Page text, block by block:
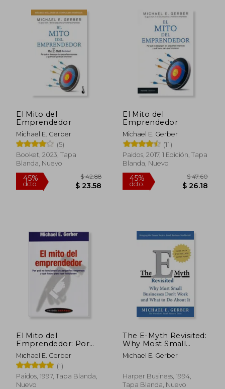
El Mito del
Emprendedor
Michael E. Gerber
(5)
Booket, 2023, Tapa
Blanda, Nuevo
dcto.
El Mito del
Emprendedor
Michael E. Gerber
(11)
Paidos, 2017, 1 Edición, Tapa
Blanda, Nuevo
dcto.
El Mito del
Emprendedor: Por
qué no Funcionan las
Pequeñas Empresas
y qué Hacer Para que
Funcionen
Michael E. Gerber
(1)
Paidos, 1997, Tapa Blanda,
Nuevo
The E-Myth Revisited:
Why Most Small
Businesses Don't
Work and What to do
Michael E. Gerber
Harper Business, 1994,
Tapa Blanda, Nuevo